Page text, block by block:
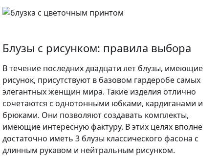
Блузы с рисунком: правила выбора
В течение последних двадцати лет блузы, имеющие
рисунок, присутствуют в базовом гардеробе самых
элегантных женщин мира. Такие изделия отлично
сочетаются с однотонными юбками, кардиганами и
брюками. Они позволяют создавать комплекты,
имеющие интересную фактуру. В этих целях вполне
достаточно иметь 3 блузы классического фасона с
длинным рукавом и нейтральным рисунком.